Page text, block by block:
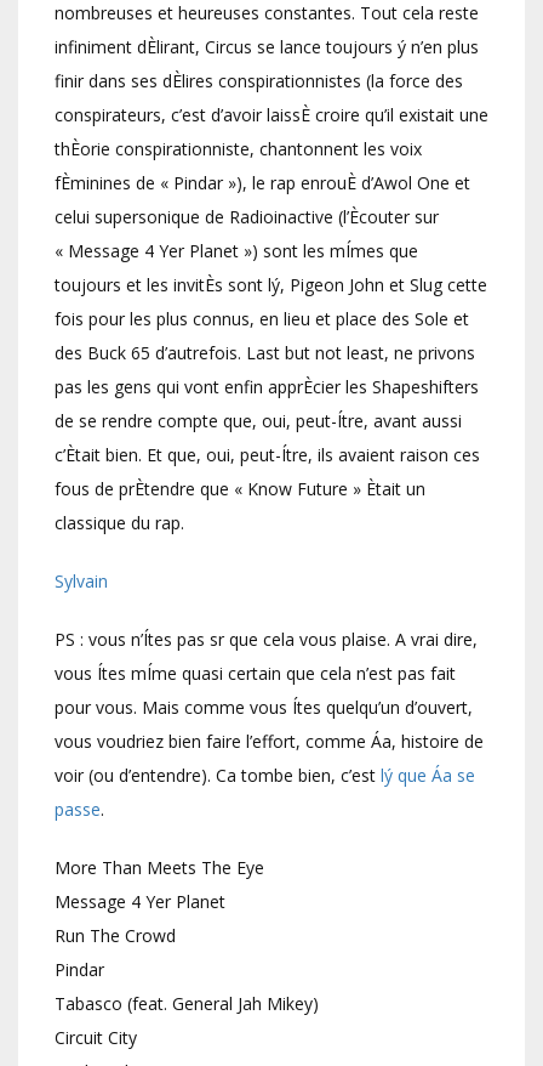
nombreuses et heureuses constantes. Tout cela reste
infiniment dÈlirant, Circus se lance toujours ý n’en plus
finir dans ses dÈlires conspirationnistes (la force des
conspirateurs, c’est d’avoir laissÈ croire qu’il existait une
thÈorie conspirationniste, chantonnent les voix
fÈminines de « Pindar »), le rap enrouÈ d’Awol One et
celui supersonique de Radioinactive (l’Ècouter sur
« Message 4 Yer Planet ») sont les mÍmes que
toujours et les invitÈs sont lý, Pigeon John et Slug cette
fois pour les plus connus, en lieu et place des Sole et
des Buck 65 d’autrefois. Last but not least, ne privons
pas les gens qui vont enfin apprÈcier les Shapeshifters
de se rendre compte que, oui, peut-Ítre, avant aussi
c’Ètait bien. Et que, oui, peut-Ítre, ils avaient raison ces
fous de prÈtendre que « Know Future » Ètait un
classique du rap.
Sylvain
PS : vous n’Ítes pas sr que cela vous plaise. A vrai dire,
vous Ítes mÍme quasi certain que cela n’est pas fait
pour vous. Mais comme vous Ítes quelqu’un d’ouvert,
vous voudriez bien faire l’effort, comme Áa, histoire de
voir (ou d’entendre). Ca tombe bien, c’est lý que Áa se
passe.
More Than Meets The Eye
Message 4 Yer Planet
Run The Crowd
Pindar
Tabasco (feat. General Jah Mikey)
Circuit City